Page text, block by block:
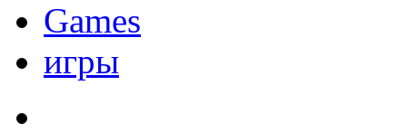
Games
игры